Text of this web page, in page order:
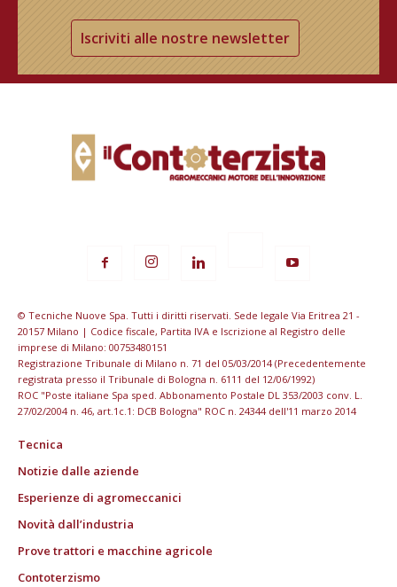
Iscriviti alle nostre newsletter
© Tecniche Nuove Spa. Tutti i diritti riservati. Sede legale Via Eritrea 21 -
20157 Milano | Codice fiscale, Partita IVA e Iscrizione al Registro delle
imprese di Milano: 00753480151
Registrazione Tribunale di Milano n. 71 del 05/03/2014 (Precedentemente
registrata presso il Tribunale di Bologna n. 6111 del 12/06/1992)
ROC "Poste italiane Spa sped. Abbonamento Postale DL 353/2003 conv. L.
27/02/2004 n. 46, art.1c.1: DCB Bologna" ROC n. 24344 dell'11 marzo 2014
Tecnica
Notizie dalle aziende
Esperienze di agromeccanici
Novità dall’industria
Prove trattori e macchine agricole
Contoterzismo